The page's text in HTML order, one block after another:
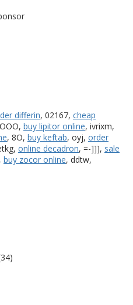
differin, 02167, cheap
buy lipitor online, ivrixm,
, 8O, buy keftab, oyj, order
online decadron, =-]]], sale
buy zocor online, ddtw,